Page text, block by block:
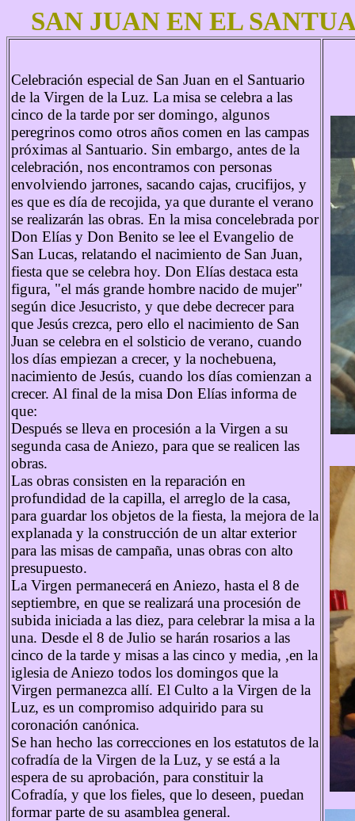
SAN JUAN EN EL
Celebración especial de San Juan en el Santuario
de la Virgen de la Luz. La misa se celebra a las
cinco de la tarde por ser domingo, algunos
peregrinos como otros años comen en las campas
próximas al Santuario. Sin embargo, antes de la
celebración, nos encontramos con personas
envolviendo jarrones, sacando cajas, crucifijos, y
es que es día de recojida, ya que durante el verano
se realizarán las obras. En la misa concelebrada por
Don Elías y Don Benito se lee el Evangelio de
San Lucas, relatando el nacimiento de San Juan,
fiesta que se celebra hoy. Don Elías destaca esta
figura, "el más grande hombre nacido de mujer"
según dice Jesucristo, y que debe decrecer para
que Jesús crezca, pero ello el nacimiento de San
Juan se celebra en el solsticio de verano, cuando
los días empiezan a crecer, y la nochebuena,
nacimiento de Jesús, cuando los días comienzan a
crecer. Al final de la misa Don Elías informa de
que:
Después se lleva en procesión a la Virgen a su
segunda casa de Aniezo, para que se realicen las
obras.
Las obras consisten en la reparación en
profundidad de la capilla, el arreglo de la casa,
para guardar los objetos de la fiesta, la mejora de la
explanada y la construcción de un altar exterior
para las misas de campaña, unas obras con alto
presupuesto.
La Virgen permanecerá en Aniezo, hasta el 8 de
septiembre, en que se realizará una procesión de
subida iniciada a las diez, para celebrar la misa a la
una. Desde el 8 de Julio se harán rosarios a las
cinco de la tarde y misas a las cinco y media, ,en la
iglesia de Aniezo todos los domingos que la
Virgen permanezca allí. El Culto a la Virgen de la
Luz, es un compromiso adquirido para su
coronación canónica.
Se han hecho las correcciones en los estatutos de la
cofradía de la Virgen de la Luz, y se está a la
espera de su aprobación, para constituir la
Cofradía, y que los fieles, que lo deseen, puedan
formar parte de su asamblea general.